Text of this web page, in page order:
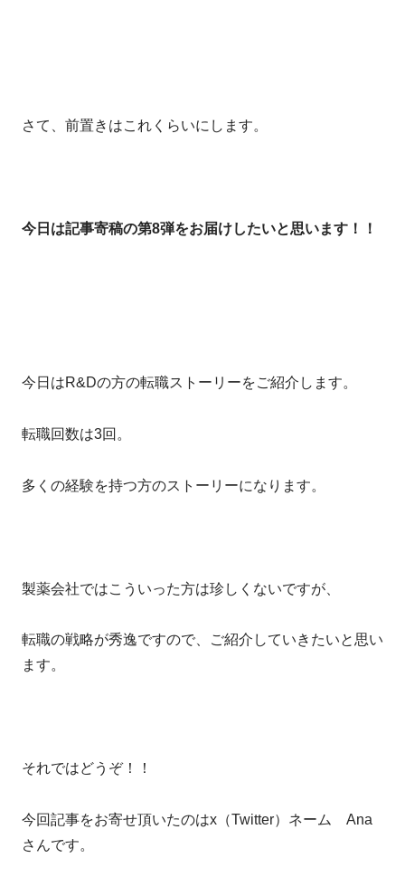
さて、前置きはこれくらいにします。
今日は記事寄稿の第8弾をお届けしたいと思います！！
今日はR&Dの方の転職ストーリーをご紹介します。
転職回数は3回。
多くの経験を持つ方のストーリーになります。
製薬会社ではこういった方は珍しくないですが、
転職の戦略が秀逸ですので、ご紹介していきたいと思い
ます。
それではどうぞ！！
今回記事をお寄せ頂いたのはx（Twitter）ネーム Ana
さんです。